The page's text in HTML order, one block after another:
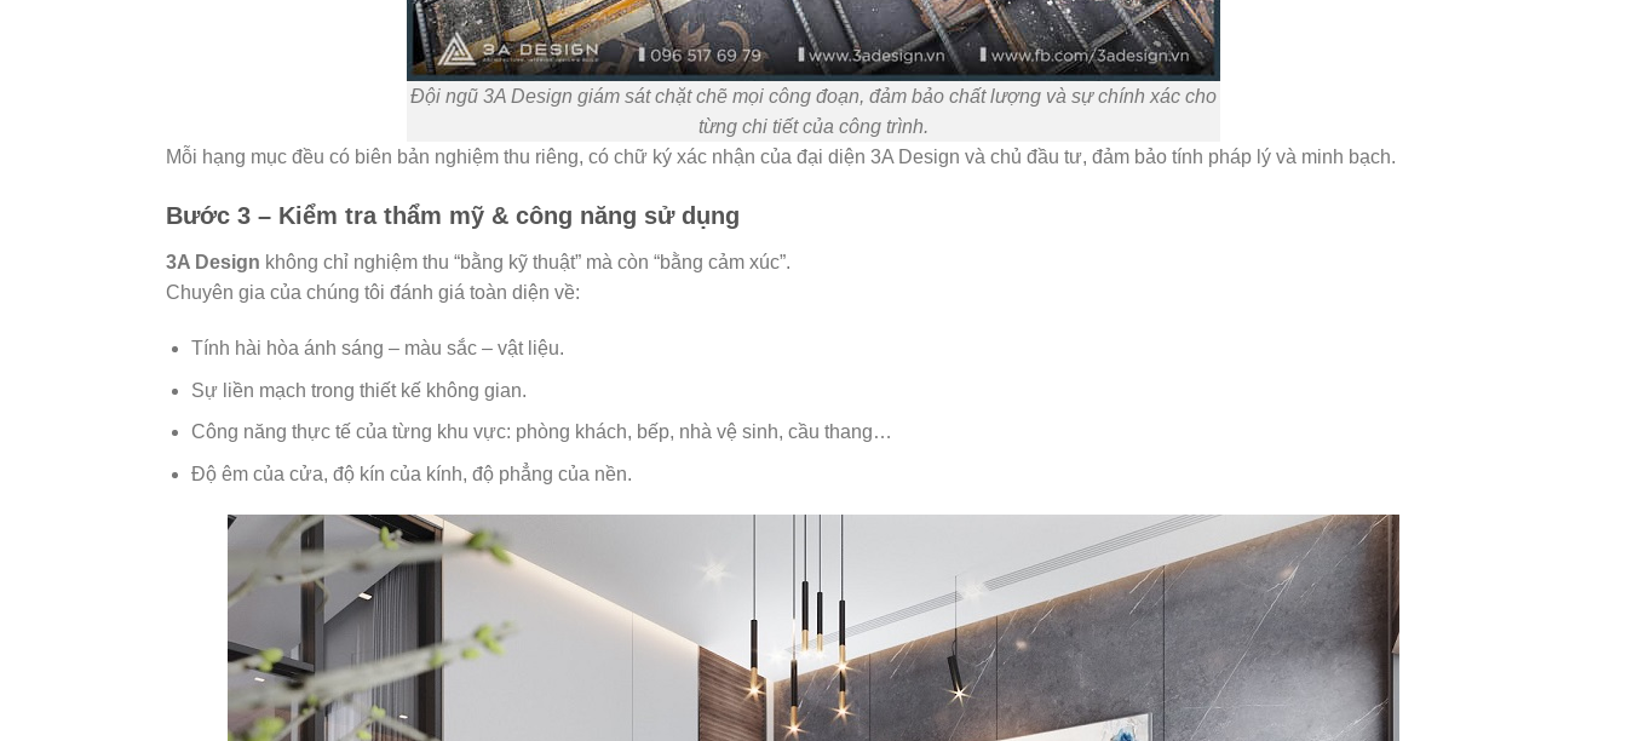
Đội ngũ 3A Design giám sát chặt chẽ mọi công đoạn, đảm bảo chất lượng và sự chính xác cho
từng chi tiết của công trình.
Mỗi hạng mục đều có biên bản nghiệm thu riêng, có chữ ký xác nhận của đại diện 3A Design và chủ đầu tư, đảm bảo tính pháp lý và minh bạch.
Bước 3 – Kiểm tra thẩm mỹ & công năng sử dụng
3A Design không chỉ nghiệm thu “bằng kỹ thuật” mà còn “bằng cảm xúc”.
Chuyên gia của chúng tôi đánh giá toàn diện về:
Tính hài hòa ánh sáng – màu sắc – vật liệu.
Sự liền mạch trong thiết kế không gian.
Công năng thực tế của từng khu vực: phòng khách, bếp, nhà vệ sinh, cầu thang…
Độ êm của cửa, độ kín của kính, độ phẳng của nền.